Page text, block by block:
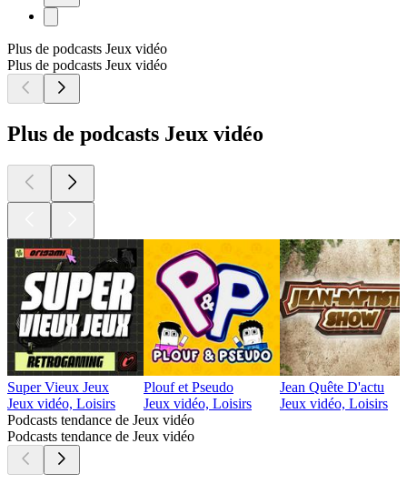
Plus de podcasts Jeux vidéo
Plus de podcasts Jeux vidéo
Plus de podcasts Jeux vidéo
Super Vieux Jeux
Jeux vidéo, Loisirs
Plouf et Pseudo
Jeux vidéo, Loisirs
Jean Quête D'actu
Jeux vidéo, Loisirs
Podcasts tendance de Jeux vidéo
Podcasts tendance de Jeux vidéo